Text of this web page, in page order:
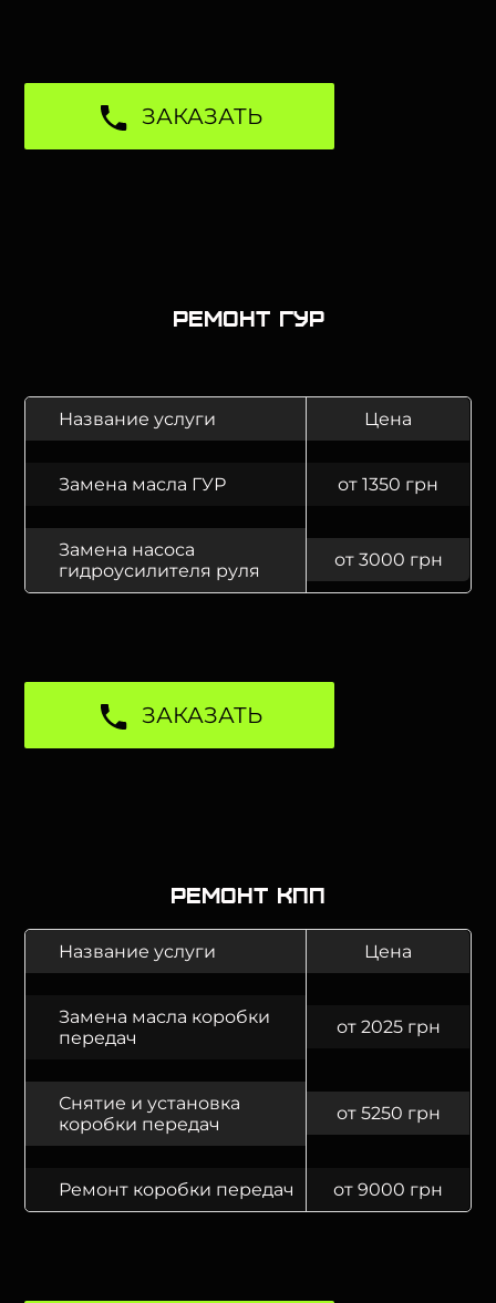
ЗАКАЗАТЬ
Ремонт ГУР
Название услуги Цена
Замена масла ГУР от 1350 грн
Замена насоса
гидроусилителя руля
от 3000 грн
ЗАКАЗАТЬ
Ремонт КПП
Название услуги Цена
Замена масла коробки
передач
от 2025 грн
Снятие и установка
коробки передач
от 5250 грн
Ремонт коробки передач от 9000 грн